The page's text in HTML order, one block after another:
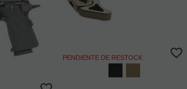
PENDIENTE DE RESTOCK